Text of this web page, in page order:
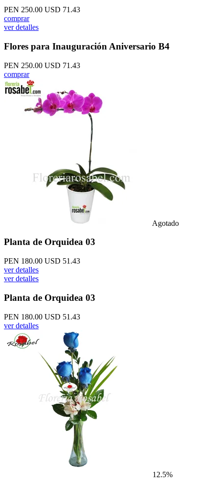
PEN 250.00 USD 71.43
comprar
ver detalles
Flores para Inauguración Aniversario B4
PEN 250.00 USD 71.43
comprar
Agotado
Planta de Orquidea 03
PEN 180.00 USD 51.43
ver detalles
ver detalles
Planta de Orquidea 03
PEN 180.00 USD 51.43
ver detalles
12.5%